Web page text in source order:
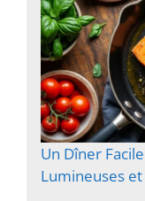
Un Dîner
Lumineuses